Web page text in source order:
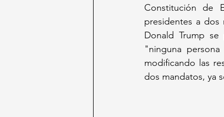
Constitución de
presidentes a dos
Donald Trump
"ninguna
modificando las
dos mandatos, ya